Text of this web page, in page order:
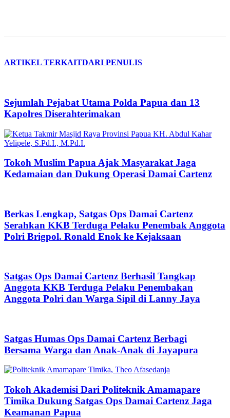
ARTIKEL TERKAITDARI PENULIS
Sejumlah Pejabat Utama Polda Papua dan 13
Kapolres Diserahterimakan
Tokoh Muslim Papua Ajak Masyarakat Jaga
Kedamaian dan Dukung Operasi Damai Cartenz
Berkas Lengkap, Satgas Ops Damai Cartenz
Serahkan KKB Terduga Pelaku Penembak Anggota
Polri Brigpol. Ronald Enok ke Kejaksaan
Satgas Ops Damai Cartenz Berhasil Tangkap
Anggota KKB Terduga Pelaku Penembakan
Anggota Polri dan Warga Sipil di Lanny Jaya
Satgas Humas Ops Damai Cartenz Berbagi
Bersama Warga dan Anak-Anak di Jayapura
Tokoh Akademisi Dari Politeknik Amamapare
Timika Dukung Satgas Ops Damai Cartenz Jaga
Keamanan Papua